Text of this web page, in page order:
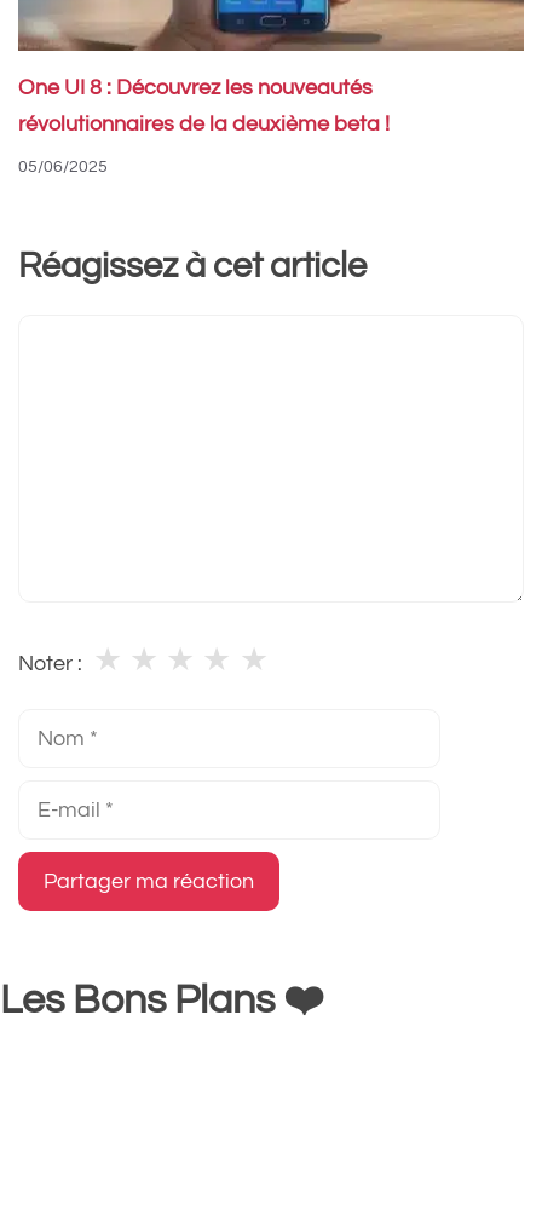
One UI 8 : Découvrez les nouveautés
révolutionnaires de la deuxième beta !
05/06/2025
Réagissez à cet article
Noter : ★
★
★
★
★
Les Bons Plans ❤️